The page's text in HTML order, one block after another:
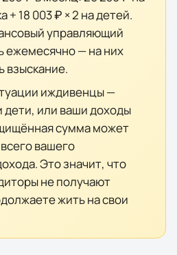
+ 18 003 ₽ × 2 на детей.
управляющий
ежемесячно — на них
взыскание.
иждивенцы —
дети, или ваши доходы
сумма может
вашего
Это значит, что
не получают
жить на свои